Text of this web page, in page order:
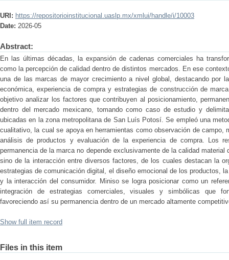
URI: https://repositorioinstitucional.uaslp.mx/xmlui/handle/i/10003
Date: 2026-05
Abstract:
En las últimas décadas, la expansión de cadenas comerciales ha
como la percepción de calidad dentro de distintos mercados. En ese
una de las marcas de mayor crecimiento a nivel global, destacando por
económica, experiencia de compra y estrategias de construcción de
objetivo analizar los factores que contribuyen al posicionamiento,
dentro del mercado mexicano, tomando como caso de estudio y
ubicadas en la zona metropolitana de San Luís Potosí. Se empleó una
cualitativo, la cual se apoya en herramientas como observación de campo,
análisis de productos y evaluación de la experiencia de compra. Los
permanencia de la marca no depende exclusivamente de la calidad
sino de la interacción entre diversos factores, de los cuales destacan la
estrategias de comunicación digital, el diseño emocional de los productos,
y la interacción del consumidor. Miniso se logra posicionar como un
integración de estrategias comerciales, visuales y simbólicas que
favoreciendo así su permanencia dentro de un mercado altamente
Show full item record
Files in this item